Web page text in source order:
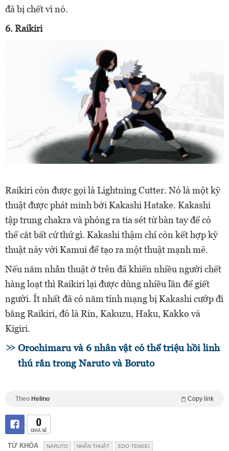
đã bị chết vì nó.
6. Raikiri
Raikiri còn được gọi là Lightning Cutter. Nó là một kỹ
thuật được phát minh bởi Kakashi Hatake. Kakashi
tập trung chakra và phóng ra tia sét từ bàn tay để có
thể cắt bất cứ thứ gì. Kakashi thậm chí còn kết hợp kỹ
thuật này với Kamui để tạo ra một thuật mạnh mẽ.
Nếu năm nhẫn thuật ở trên đã khiến nhiều người chết
hàng loạt thì Raikiri lại được dùng nhiều lần để giết
người. Ít nhất đã có năm tính mạng bị Kakashi cướp đi
bằng Raikiri, đó là Rin, Kakuzu, Haku, Kakko và
Kigiri.
Orochimaru và 6 nhân vật có thể triệu hồi linh
thú rắn trong Naruto và Boruto
Theo Helino Copy link
0
CHIA SẺ
TỪ KHÓA NARUTO NHẪN THUẬT EDO TENSEI